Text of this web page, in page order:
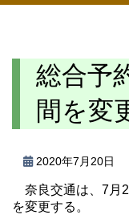
総合予
間を変
2020年7月20日
奈良交通は、7月
を変更する。